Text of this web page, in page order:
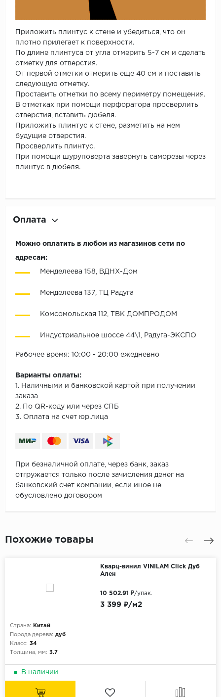
Приложить плинтус к стене и убедиться, что он
плотно прилегает к поверхности.
По длине плинтуса от угла отмерить 5-7 см и сделать
отметку для отверстия.
От первой отметки отмерить еще 40 см и поставить
следующую отметку.
Проставить отметки по всему периметру помещения.
В отметках при помощи перфоратора просверлить
отверстия, вставить дюбеля.
Приложить плинтус к стене, разметить на нем
будущие отверстия.
Просверлить плинтус.
При помощи шуруповерта завернуть саморезы через
плинтус в дюбеля.
Оплата
Можно оплатить в любом из магазинов сети по
адресам:
Менделеева 158, ВДНХ-Дом
Менделеева 137, ТЦ Радуга
Комсомольская 112, ТВК ДОМПРОДОМ
Индустриальное шоссе 44\1, Радуга-ЭКСПО
Рабочее время: 10:00 - 20:00 ежедневно
Варианты оплаты:
1. Наличными и банковской картой при получении
заказа
2. По QR-коду или через СПБ
3. Оплата на счет юр.лица
При безналичной оплате, через банк, заказ
отгружается только после зачисления денег на
банковский счет компании, если иное не
обусловлено договором
Похожие товары
Кварц-винил VINILAM Click Дуб
Ален
Страна:
Китай
Порода дерева: дуб
Класс: 34
Толщина, мм: 3.7
3 399 ₽/м2
10 502.91 ₽/упак.
В наличии